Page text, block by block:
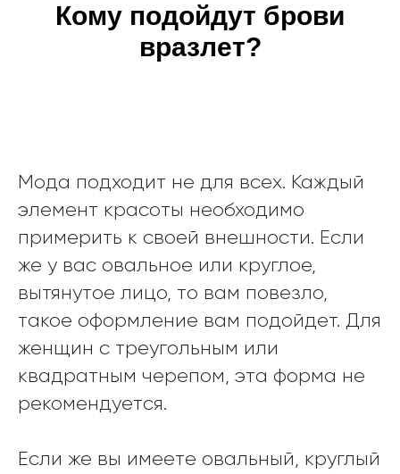
Кому подойдут брови
вразлет?
Мода подходит не для всех. Каждый
элемент красоты необходимо
примерить к своей внешности. Если
же у вас овальное или круглое,
вытянутое лицо, то вам повезло,
такое оформление вам подойдет. Для
женщин с треугольным или
квадратным черепом, эта форма не
рекомендуется.
Если же вы имеете овальный, круглый